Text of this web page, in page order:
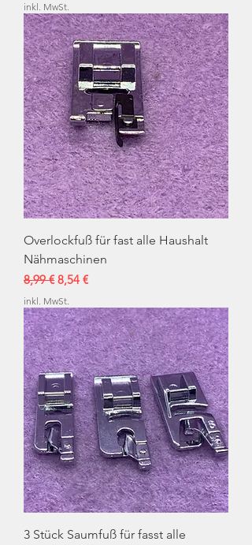
inkl. MwSt.
Overlockfuß für fast alle Haushalt
Nähmaschinen
Standardpreis
8,99 € Sale-Preis
8,54 €
inkl. MwSt.
3 Stück Saumfuß für fasst alle